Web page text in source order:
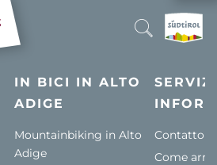
& NOI
IN BICI IN ALTO
ADIGE
Mountainbiking in Alto
Adige
Contatto
Come